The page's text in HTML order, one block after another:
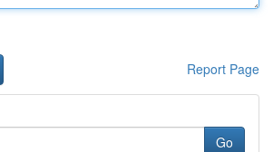
Report Page
Go